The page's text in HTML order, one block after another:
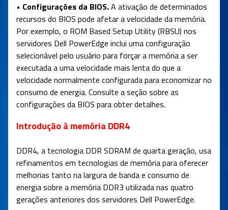
• Configurações da BIOS.A ativação de determinados
recursos do BIOS pode afetar a velocidade da memória.
Por exemplo, o ROM Based Setup Utility (RBSU) nos
servidores Dell PowerEdge inclui uma configuração
selecionável pelo usuário para forçar a memória a ser
executada a uma velocidade mais lenta do que a
velocidade normalmente configurada para economizar no
consumo de energia. Consulte a seção sobre as
configurações da BIOS para obter detalhes.
Introdução à memória DDR4
DDR4, a tecnologia DDR SDRAM de quarta geração, usa
refinamentos em tecnologias de memória para oferecer
melhorias tanto na largura de banda e consumo de
energia sobre a memória DDR3 utilizada nas quatro
gerações anteriores dos servidores Dell PowerEdge.